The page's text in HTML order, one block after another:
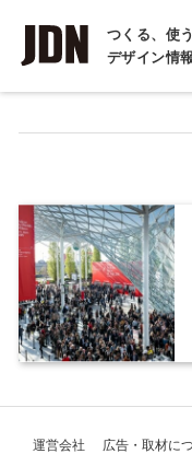
つくる、使
デザイン情
インタビュー
COLUMN
コラム
運営会社 広告・取材に